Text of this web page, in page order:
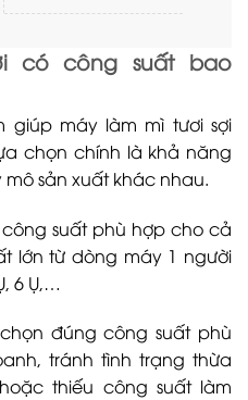
có công suất bao
giúp máy làm mì tươi sợi
chọn chính là khả năng
sản xuất khác nhau.
suất phù hợp cho cả
lớn từ dòng máy 1 người
6 Ụ,…
đúng công suất phù
tránh tình trạng thừa
thiếu công suất làm